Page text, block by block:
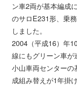
ン車2両が基本編成
のサロE231形、乗
しました。
2004（平成16）年
線にもグリーン車が
小山車両センター
成組み替えが1年掛